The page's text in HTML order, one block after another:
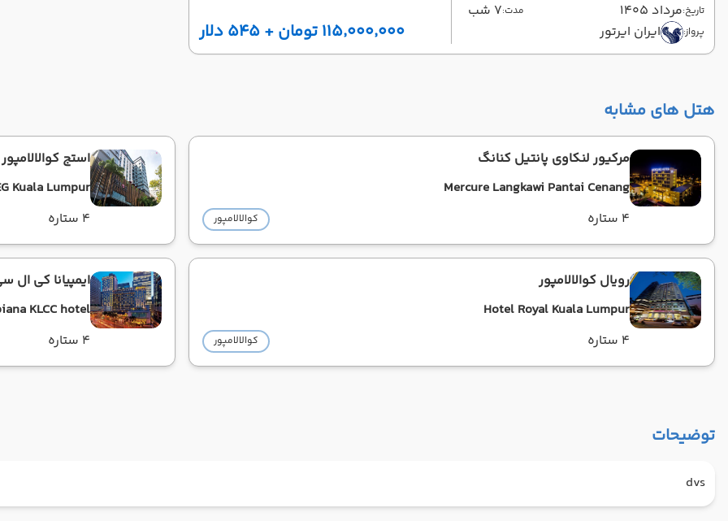
تاریخ:مرداد 1405 مدت:7 شب
پرواز: ایران ایرتور ۱۱۵٬۰۰۰٬۰۰۰ تومان + ۵۴۵ دلار
هتل های مشابه
مرکیور لنکاوی پانتیل کنانگ
Mercure Langkawi Pantai Cenang
4 ستاره
کوالالامپور
استج کوالالامپور
Kuala Lumpur
4 ستاره
رویال کوالالامپور
Hotel Royal Kuala Lumpur
4 ستاره
کوالالامپور
ایمپیانا کی
KLCC hotel
4 ستاره
توضیحات
dvs